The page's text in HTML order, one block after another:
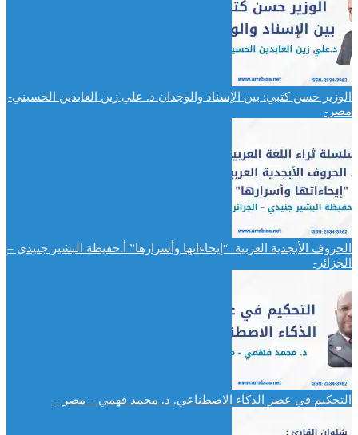
الوزير حسن كتبي: بين الإسناد والوجدان د. علي زين العابدين الحسيني-
مصر-
الحروف الأبجدية العربية “إيحاءاتها وأسرارها” أ.حفيظة البشير جنيدي –
الجزائر-
التحكيم في عصر الذكاء الاصطناعي. د. محمد فهمي – مصر –